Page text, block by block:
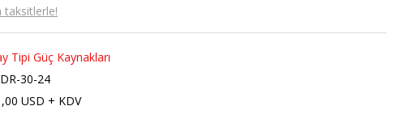
taksitlerle!
Tipi Güç Kaynakları
30-24
USD + KDV